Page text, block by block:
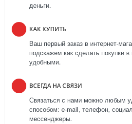
деньги.
КАК КУПИТЬ
Ваш первый заказ в интернет-
подскажем как сделать покупки
удобными.
ВСЕГДА НА СВЯЗИ
Связаться с нами можно любым
способом: e-mail, телефон,
мессенджеры.